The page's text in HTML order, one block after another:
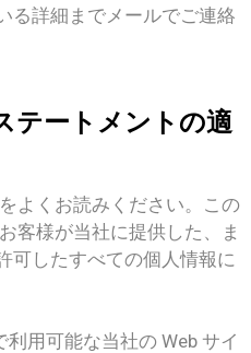
る詳細までメールでご連絡
テートメントの適
よくお読みください。この
客様が当社に提供した、ま
可したすべての個人情報に
用可能な当社の Web サイ